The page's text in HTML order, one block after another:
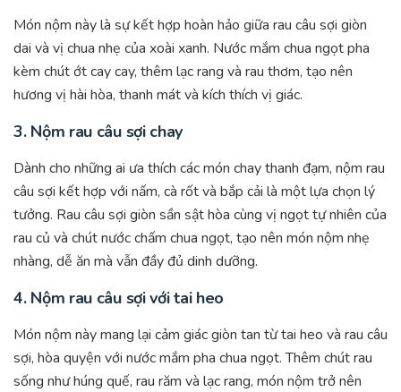
Món nộm này là sự kết hợp hoàn hảo giữa rau câu sợi giòn
dai và vị chua nhẹ của xoài xanh. Nước mắm chua ngọt pha
kèm chút ớt cay cay, thêm lạc rang và rau thơm, tạo nên
hương vị hài hòa, thanh mát và kích thích vị giác.
3. Nộm rau câu sợi chay
Dành cho những ai ưa thích các món chay thanh đạm, nộm rau
câu sợi kết hợp với nấm, cà rốt và bắp cải là một lựa chọn lý
tưởng. Rau câu sợi giòn sần sật hòa cùng vị ngọt tự nhiên của
rau củ và chút nước chấm chua ngọt, tạo nên món nộm nhẹ
nhàng, dễ ăn mà vẫn đầy đủ dinh dưỡng.
4. Nộm rau câu sợi với tai heo
Món nộm này mang lại cảm giác giòn tan từ tai heo và rau câu
sợi, hòa quyện với nước mắm pha chua ngọt. Thêm chút rau
sống như húng quế, rau răm và lạc rang, món nộm trở nên